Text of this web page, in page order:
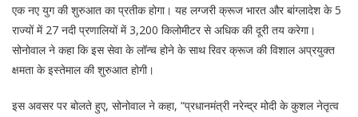
एक नए युग की शुरुआत का प्रतीक होगा। यह लग्जरी क्रूज भारत और बांग्लादेश के 5
राज्यों में 27 नदी प्रणालियों में 3,200 किलोमीटर से अधिक की दूरी तय करेगा।
सोनोवाल ने कहा कि इस सेवा के लॉन्च होने के साथ रिवर क्रूज की विशाल अप्रयुक्त
क्षमता के इस्तेमाल की शुरुआत होगी।
इस अवसर पर बोलते हुए, सोनोवाल ने कहा, “प्रधानमंत्री नरेन्द्र मोदी के कुशल नेतृत्व